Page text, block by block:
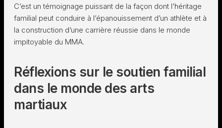
C’est un témoignage puissant de la façon dont l’héritage
familial peut conduire à l’épanouissement d’un athlète et à
la construction d’une carrière réussie dans le monde
impitoyable du MMA.
Réflexions sur le soutien familial
dans le monde des arts
martiaux